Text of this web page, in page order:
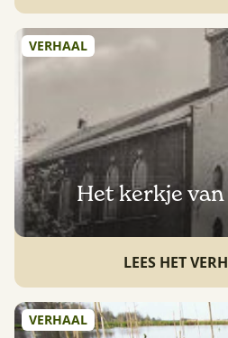
VERHAAL
Het kerkje
LEES HET
VERHAAL